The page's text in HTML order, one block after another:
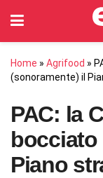
Home » Agrifood »
(sonoramente) il
PAC: la
bocciato
Piano